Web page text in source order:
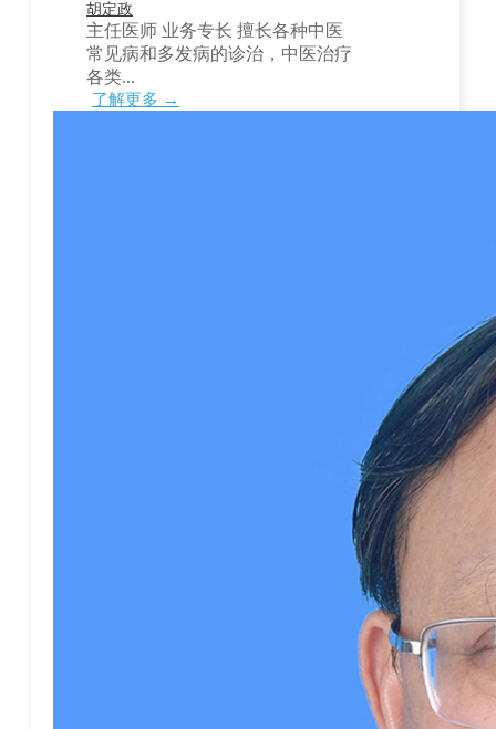
胡定政
主任医师 业务专长 擅长各种中医
常见病和多发病的诊治，中医治疗
各类...
了解更多 →